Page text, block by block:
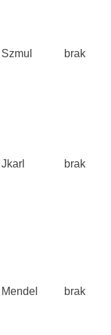
Szmul brak
Jkarl brak
Mendel brak